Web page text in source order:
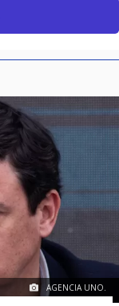
AGENCIA UNO.